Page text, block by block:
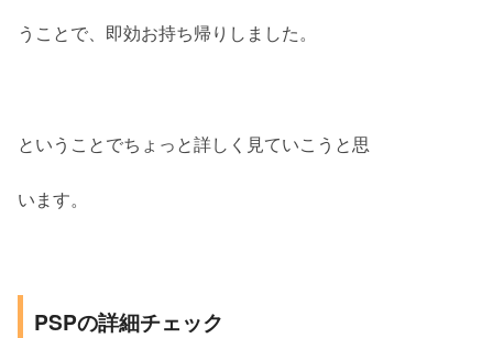
うことで、即効お持ち帰りしました。
ということでちょっと詳しく見ていこうと思
います。
PSPの詳細チェック